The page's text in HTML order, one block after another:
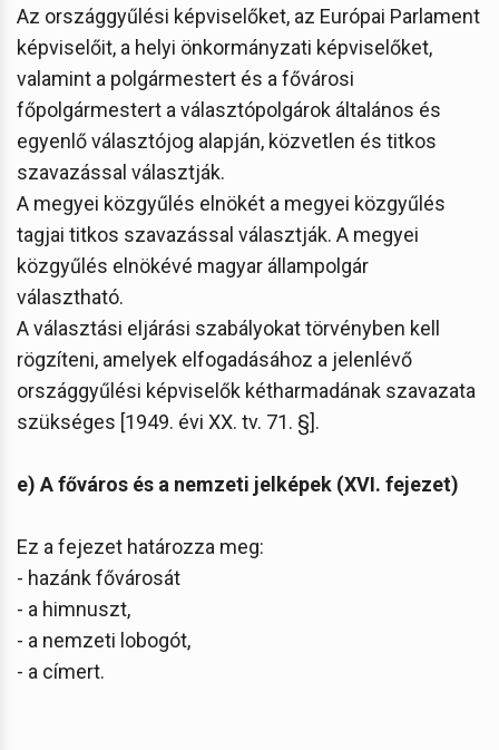
Az országgyűlési képviselőket, az Európai Parlament
képviselőit, a helyi önkormányzati képviselőket,
valamint a polgármestert és a fővárosi
főpolgármestert a választópolgárok általános és
egyenlő választójog alapján, közvetlen és titkos
szavazással választják.
A megyei közgyűlés elnökét a megyei közgyűlés
tagjai titkos szavazással választják. A megyei
közgyűlés elnökévé magyar állampolgár
választható.
A választási eljárási szabályokat törvényben kell
rögzíteni, amelyek elfogadásához a jelenlévő
országgyűlési képviselők kétharmadának szavazata
szükséges [1949. évi XX. tv. 71. §].
e) A főváros és a nemzeti jelképek (XVI. fejezet)
Ez a fejezet határozza meg:
- hazánk fővárosát
- a himnuszt,
- a nemzeti lobogót,
- a címert.